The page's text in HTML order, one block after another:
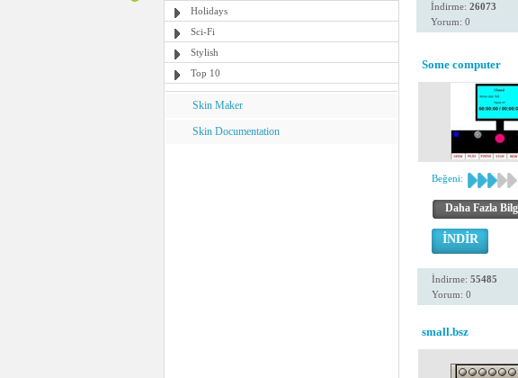
Holidays
Sci-Fi
Stylish
Top 10
Skin Maker
Skin Documentation
İndirme: 26073
Yorum: 0
Some computer
Beğeni:
Daha Fazla
İNDİR
İndirme: 55485
Yorum: 0
small.bsz